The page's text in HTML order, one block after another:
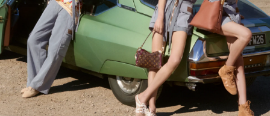
MAGAZINE
SPUR 2026 JULY